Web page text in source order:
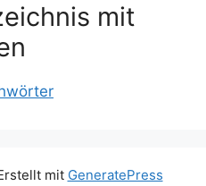
mit
mit GeneratePress